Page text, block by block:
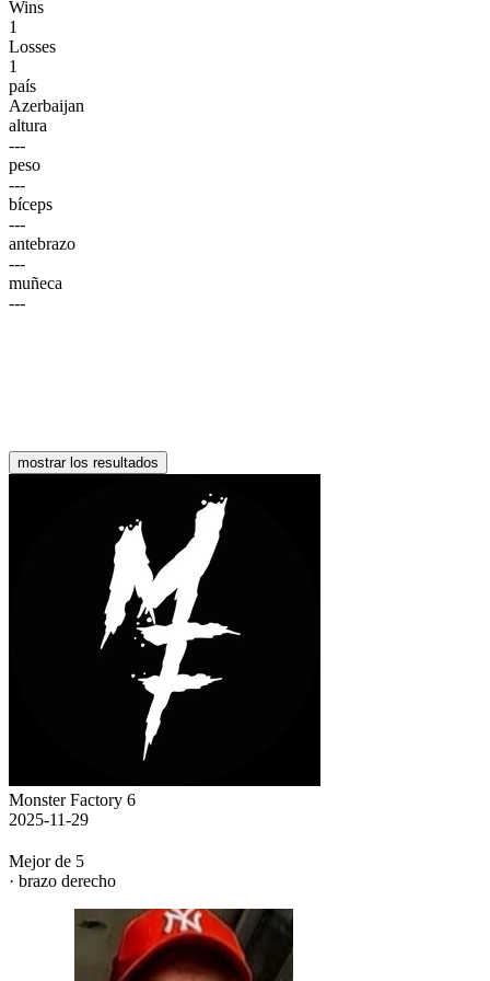
Wins
1
Losses
1
país
Azerbaijan
altura
---
peso
---
bíceps
---
antebrazo
---
muñeca
---
mostrar los resultados
Monster Factory 6
2025-11-29
Mejor de 5
· brazo derecho